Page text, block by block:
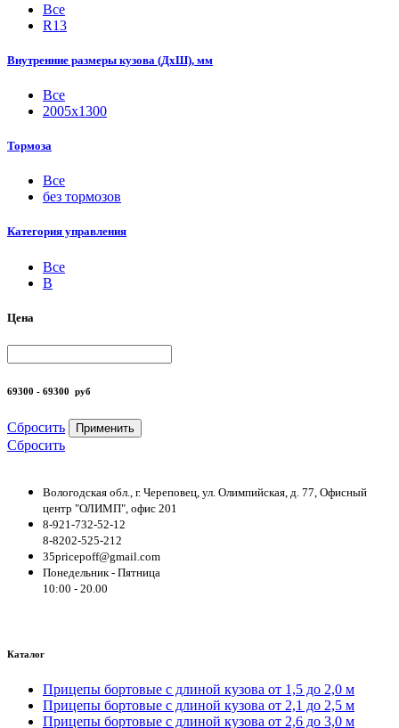
Все
R13
Внутренние размеры кузова (ДхШ), мм
Все
2005х1300
Тормоза
Все
без тормозов
Категория управления
Все
B
Цена
69300 - 69300 руб
Сбросить Применить
Сбросить
Вологодская обл., г. Череповец, ул. Олимпийская, д. 77, Офисный
центр "ОЛИМП", офис 201
8-921-732-52-12
8-8202-525-212
35pricepoff@gmail.com
Понедельник - Пятница
10:00 - 20.00
Каталог
Прицепы бортовые с длиной кузова от 1,5 до 2,0 м
Прицепы бортовые с длиной кузова от 2,1 до 2,5 м
Прицепы бортовые с длиной кузова от 2,6 до 3,0 м